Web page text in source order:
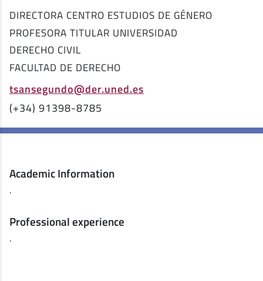
DIRECTORA CENTRO ESTUDIOS DE GÉNERO
PROFESORA TITULAR UNIVERSIDAD
DERECHO CIVIL
FACULTAD DE DERECHO
tsansegundo@der.uned.es
(+34) 91398-8785
Academic Information
.
Professional experience
.